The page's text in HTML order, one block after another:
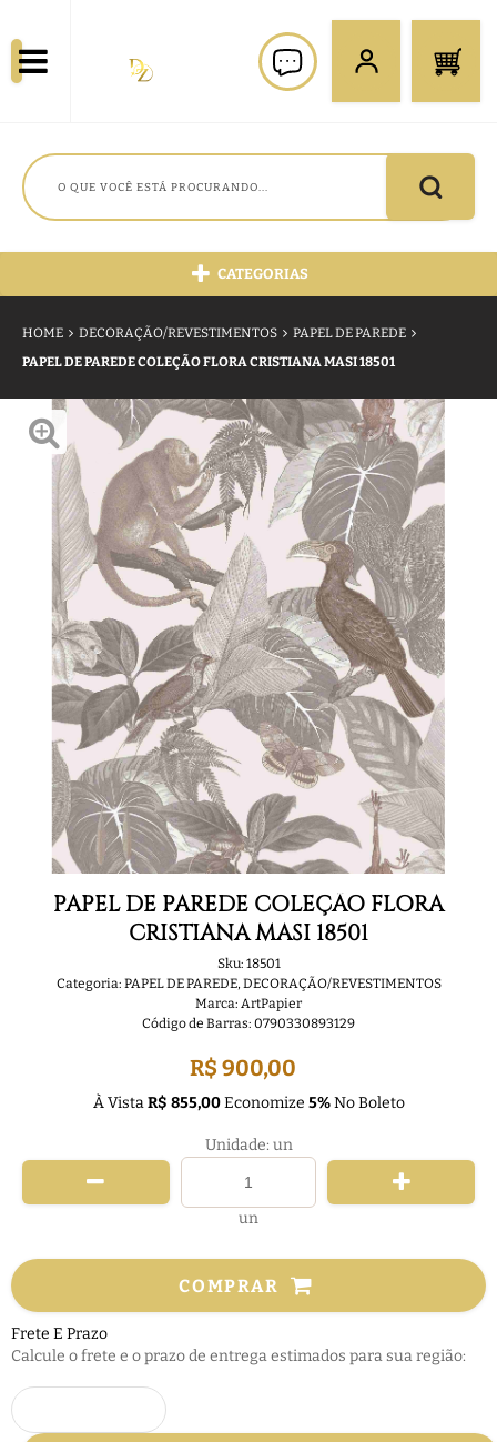
CATEGORIAS
HOME DECORAÇÃO/REVESTIMENTOS
PAPEL DE PAREDE
PAPEL DE PAREDE COLEÇÃO FLORA CRISTIANA MASI 18501
PAPEL DE PAREDE COLEÇÃO FLORA
CRISTIANA MASI 18501
Sku: 18501
Categoria: PAPEL DE PAREDE,DECORAÇÃO/REVESTIMENTOS
Marca: ArtPapier
Código de Barras: 0790330893129
R$ 900,00
À VistaR$ 855,00Economize 5%No Boleto
Unidade: un
un
COMPRAR
Frete E Prazo
Calcule o frete e o prazo de entrega estimados para sua região: